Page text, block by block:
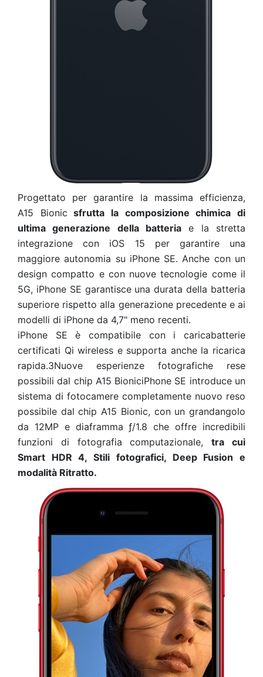
Progettato per garantire la massima efficienza,
A15 Bionic sfrutta la composizione chimica di
ultima generazione della batteria e la stretta
integrazione con iOS 15 per garantire una
maggiore autonomia su iPhone SE. Anche con un
design compatto e con nuove tecnologie come il
5G, iPhone SE garantisce una durata della batteria
superiore rispetto alla generazione precedente e ai
modelli di iPhone da 4,7" meno recenti.
iPhone SE è compatibile con i caricabatterie
certificati Qi wireless e supporta anche la ricarica
rapida.3Nuove esperienze fotografiche rese
possibili dal chip A15 BioniciPhone SE introduce un
sistema di fotocamere completamente nuovo reso
possibile dal chip A15 Bionic, con un grandangolo
da 12MP e diaframma ƒ/1.8 che offre incredibili
funzioni di fotografia computazionale,tra cui
Smart HDR 4, Stili fotografici, Deep Fusion e
modalità Ritratto.